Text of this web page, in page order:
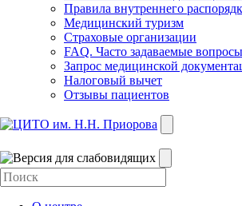
Правила внутреннего
Медицинский туризм
Страховые организации
FAQ. Часто задаваемые вопросы
Запрос медицинской
Налоговый вычет
Отзывы пациентов